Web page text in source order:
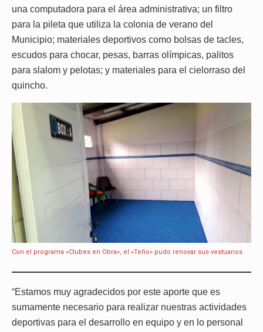
una computadora para el área administrativa; un filtro
para la pileta que utiliza la colonia de verano del
Municipio; materiales deportivos como bolsas de tacles,
escudos para chocar, pesas, barras olímpicas, palitos
para slalom y pelotas; y materiales para el cielorraso del
quincho.
Con el programa «Clubes en Obra», el «Teño» pudo renovar sus vestuarios.
“Estamos muy agradecidos por este aporte que es
sumamente necesario para realizar nuestras actividades
deportivas para el desarrollo en equipo y en lo personal